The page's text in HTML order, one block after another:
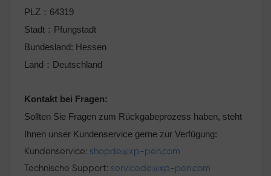
PLZ：64319
Stadt：Pfungstadt
Bundesland: Hessen
Land：Deutschland
Kontakt bei Fragen:
Sollten Sie Fragen zum Rückgabeprozess haben, steht
Ihnen unser Kundenservice gerne zur Verfügung:
Kundenservice: shopde@xp-pen.com
Technische Support: servicede@xp-pen.com